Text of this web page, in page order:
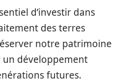
d’investir dans
des terres
notre patrimoine
un développement
futures.